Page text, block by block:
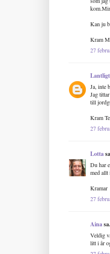
Kan ju
Kram
27
Ja, inte
Jag
till
Kram
27
Lotta
Du har
med allt
Kramar
27
Aina
Veldig
litt i år